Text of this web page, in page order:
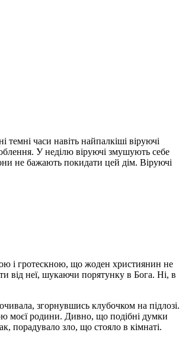
часи навіть найпалкіші віруючі
У неділю віруючі змушують себе
не бажають покидати цей дім. Віруючі
і гротескною, що жоден християнин не
від неї, шукаючи порятунку в Бога. Ні, в
згорнувшись клубочком на підлозі.
моєї родини. Дивно, що подібні думки
порадувало зло, що стояло в кімнаті.